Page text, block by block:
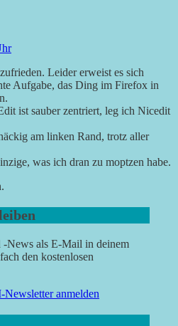
Leider erweist es sich
Aufgabe, das Ding im Firefox in
ist sauber zentriert, leg ich Nicedit
am linken Rand, trotz aller
was ich dran zu moptzen habe.
-News als E-Mail in deinem
den kostenlosen